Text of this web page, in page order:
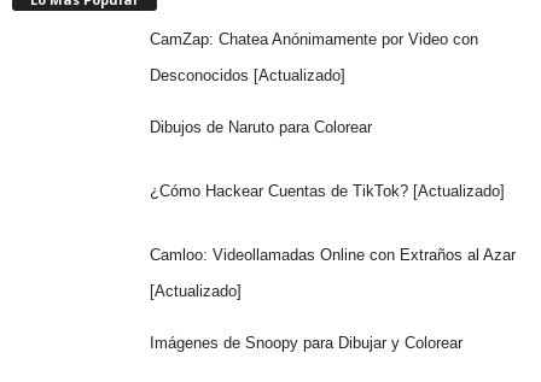
CamZap: Chatea Anónimamente por Video con
Desconocidos [Actualizado]
Dibujos de Naruto para Colorear
¿Cómo Hackear Cuentas de TikTok? [Actualizado]
Camloo: Videollamadas Online con Extraños al Azar
[Actualizado]
Imágenes de Snoopy para Dibujar y Colorear